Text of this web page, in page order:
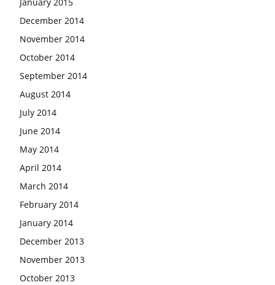
January 2015
December 2014
November 2014
October 2014
September 2014
August 2014
July 2014
June 2014
May 2014
April 2014
March 2014
February 2014
January 2014
December 2013
November 2013
October 2013